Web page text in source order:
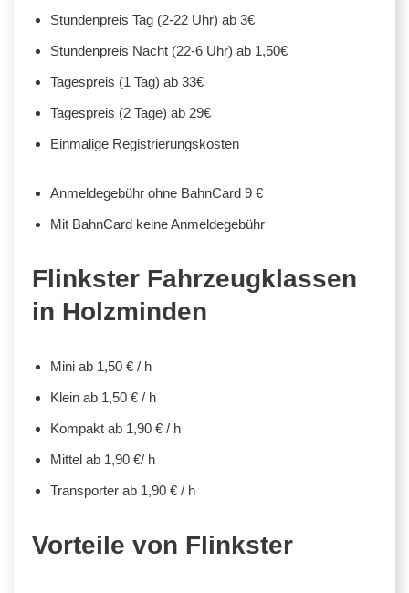
Stundenpreis Tag (2-22 Uhr) ab 3€
Stundenpreis Nacht (22-6 Uhr) ab 1,50€
Tagespreis (1 Tag) ab 33€
Tagespreis (2 Tage) ab 29€
Einmalige Registrierungskosten
Anmeldegebühr ohne BahnCard 9 €
Mit BahnCard keine Anmeldegebühr
Flinkster Fahrzeugklassen
in Holzminden
Mini ab 1,50 € / h
Klein ab 1,50 € / h
Kompakt ab 1,90 € / h
Mittel ab 1,90 €/ h
Transporter ab 1,90 € / h
Vorteile von Flinkster